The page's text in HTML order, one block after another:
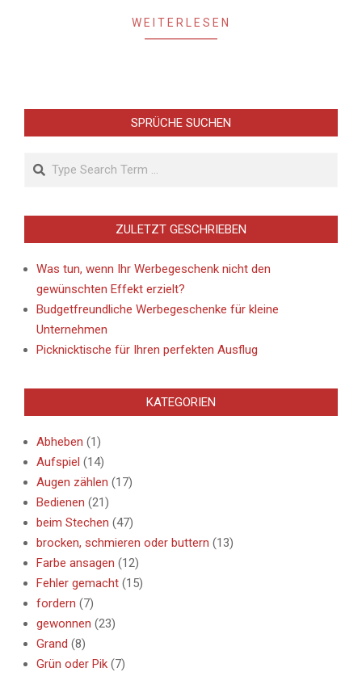
WEITERLESEN
SPRÜCHE SUCHEN
Search
ZULETZT GESCHRIEBEN
Was tun, wenn Ihr Werbegeschenk nicht den
gewünschten Effekt erzielt?
Budgetfreundliche Werbegeschenke für kleine
Unternehmen
Picknicktische für Ihren perfekten Ausflug
KATEGORIEN
Abheben (1)
Aufspiel (14)
Augen zählen (17)
Bedienen (21)
beim Stechen (47)
brocken, schmieren oder buttern (13)
Farbe ansagen (12)
Fehler gemacht (15)
fordern (7)
gewonnen (23)
Grand (8)
Grün oder Pik (7)